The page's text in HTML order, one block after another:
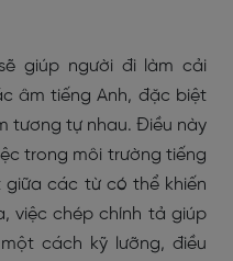
giúp người đi làm cải
âm tiếng Anh, đặc biệt
tương tự nhau. Điều này
trong môi trường tiếng
giữa các từ có thể khiến
việc chép chính tả giúp
cách kỹ lưỡng, điều